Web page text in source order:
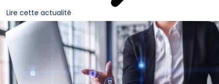
Lire cette actualité